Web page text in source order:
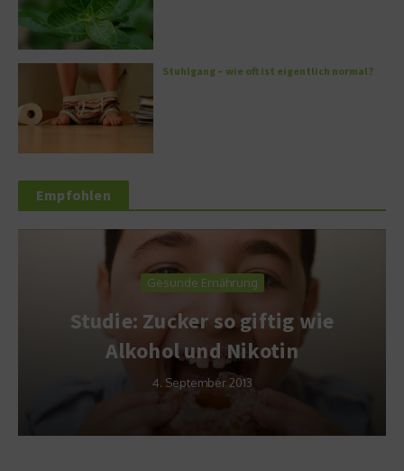
Stuhlgang – wie oft ist eigentlich normal?
Empfohlen
Gesunde Ernährung
Studie: Zucker so giftig wie
Alkohol und Nikotin
4. September 2013